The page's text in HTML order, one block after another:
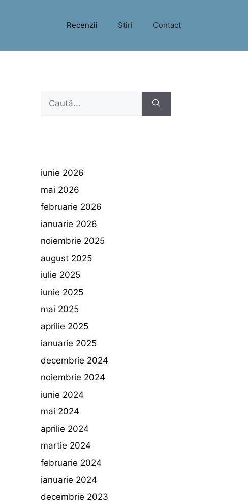
Recenzii Stiri Contact
Caută
iunie 2026
mai 2026
februarie 2026
ianuarie 2026
noiembrie 2025
august 2025
iulie 2025
iunie 2025
mai 2025
aprilie 2025
ianuarie 2025
decembrie 2024
noiembrie 2024
iunie 2024
mai 2024
aprilie 2024
martie 2024
februarie 2024
ianuarie 2024
decembrie 2023